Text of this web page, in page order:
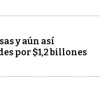
y aún así
por $1,2 billones